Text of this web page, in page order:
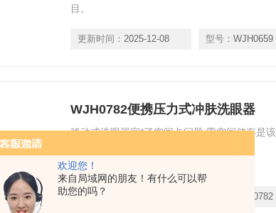
欢迎您！
来自局域网的朋友！有什么可以帮
助您的吗？
目。
更新时间： 2025-12-08 型号： WJH0659
WJH0782便携压力式冲肤洗眼器
移动式洗眼器完*了空间占问题,零空间储存是该
更新时间： WJH0782